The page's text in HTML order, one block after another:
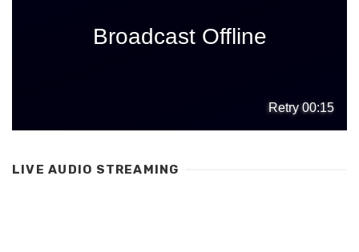
LIVE AUDIO STREAMING